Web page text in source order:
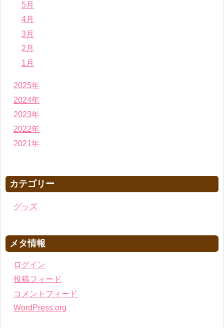
5月
4月
3月
2月
1月
2025年
2024年
2023年
2022年
2021年
カテゴリー
グッズ
メタ情報
ログイン
投稿フィード
コメントフィード
WordPress.org